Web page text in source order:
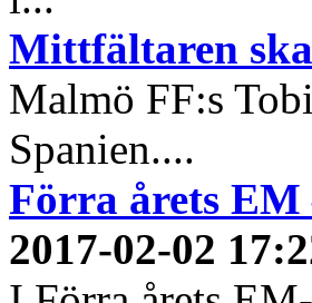
Mittfältaren
Malmö FF:s
Spanien....
Förra årets EM
2017-02-02